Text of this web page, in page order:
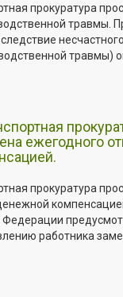
прокуратура
травмы.
травмы)
ежегодного
прокуратура
Федерации
работника